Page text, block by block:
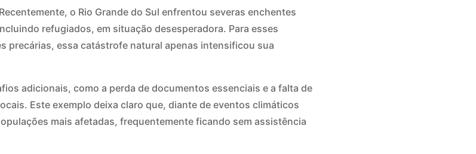
o Rio Grande do Sul enfrentou severas enchentes
refugiados, em situação desesperadora. Para esses
precárias, essa catástrofe natural apenas intensificou sua
adicionais, como a perda de documentos essenciais e a falta de
Este exemplo deixa claro que, diante de eventos climáticos
mais afetadas, frequentemente ficando sem assistência